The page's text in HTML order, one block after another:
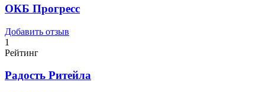
ОКБ Прогресс
Добавить отзыв
1
Рейтинг
Радость Ритейла